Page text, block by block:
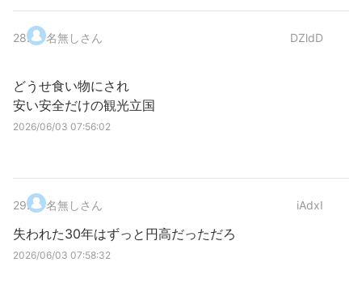
28. 名無しさん DZldD
どうせ食い物にされ
安い安全だけの観光立国
2026/06/03 07:56:02
29. 名無しさん iAdxI
失われた30年はずっと円高だっただろ
2026/06/03 07:58:32